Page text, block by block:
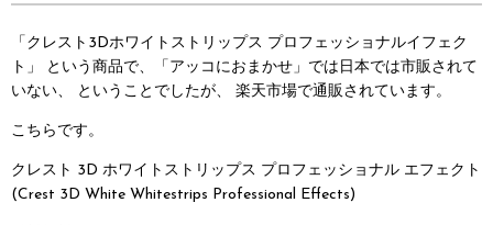
「クレスト3Dホワイトストリップス プロフェッショナルイフェク
ト」
という商品で、「アッコにおまかせ」では日本では市販されて
いない、
ということでしたが、 楽天市場で通販されています。
こちらです。
クレスト 3D ホワイトストリップス プロフェッショナル エフェクト
(Crest 3D White Whitestrips Professional Effects)